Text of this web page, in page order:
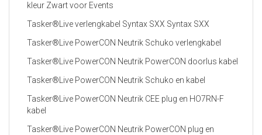
kleur Zwart voor Events
Tasker®Live verlengkabel Syntax SXX Syntax SXX
Tasker®Live PowerCON Neutrik Schuko verlengkabel
Tasker®Live PowerCON Neutrik PowerCON doorlus kabel
Tasker®Live PowerCON Neutrik Schuko en kabel
Tasker®Live PowerCON Neutrik CEE plug en HO7RN-F
kabel
Tasker®Live PowerCON Neutrik PowerCON plug en